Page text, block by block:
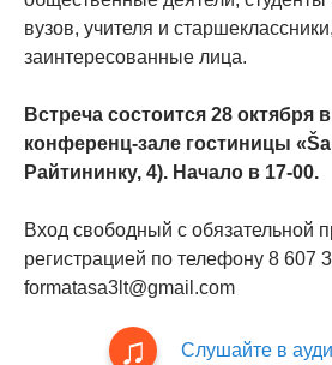
вузов, учителя и
заинтересованныe лицa.
Встреча состоится 28 октября
конференц-зале гостиницы
Райтининку, 4). Начало в 17-00.
Вход свободный с обязательной
регистрацией по телефону 8 607
formatasa3lt@gmail.com
Слушайте в